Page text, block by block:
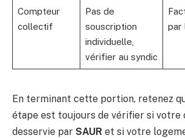
Compteur
collectif
Pas de
souscription
individuelle,
vérifier au syndic
par
En terminant cette portion, retenez
étape est toujours de vérifier si votre
desservie par SAUR et si votre